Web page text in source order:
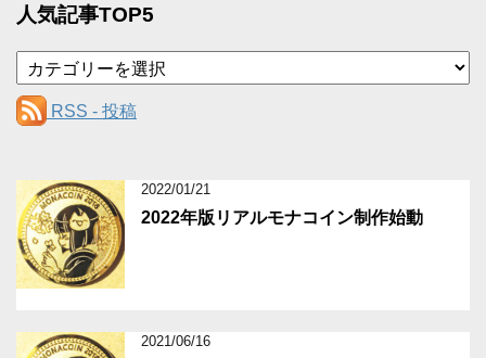
人気記事TOP5
テ
ゴ
リ
RSS - 投稿
2022/01/21
2022年版リアルモナコイン制作始動
2021/06/16